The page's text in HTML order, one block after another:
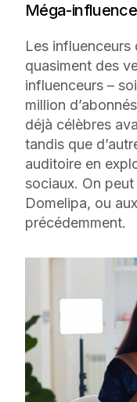
Méga-
Les
quasiment des
influenceurs –
million
déjà célèbres
tandis que
auditoire en
sociaux. On
Domelipa, ou
précédemment.